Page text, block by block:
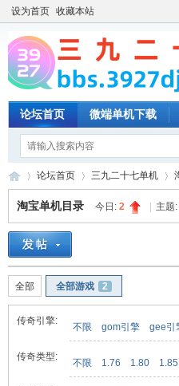
设为首页 收藏本站
论坛首页 微端单机下载
»
论坛首页 三九二十七单机
淘宝单机目录 今日: 2 主题:
全部 全部游戏 2
传奇引擎:
不限 gom引擎 gee引
传奇类型:
不限 1.76 1.80 1.85